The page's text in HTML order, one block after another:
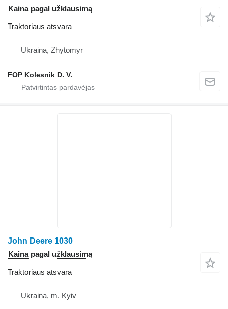
Kaina pagal užklausimą
Traktoriaus atsvara
Ukraina, Zhytomyr
FOP Kolesnik D. V.
John Deere 1030
Kaina pagal užklausimą
Traktoriaus atsvara
Ukraina, m. Kyiv